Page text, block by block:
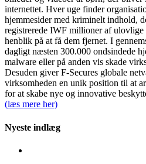
internettet. Hver uge finder
hjemmesider med kriminelt indhold,
registrerede IWF millioner af ulovlige
henblik på at få dem fjernet. I
dagligt næsten 300.000 ondsindede
malware eller på anden vis skade
Desuden giver F-Secures globale
virksomheden en unik position til at
for at skabe nye og innovative
(læs mere her)
Nyeste indlæg